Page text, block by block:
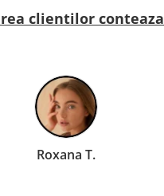
clientilor conteaza
Roxana T.